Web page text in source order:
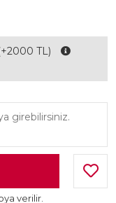
TL)
verilir.